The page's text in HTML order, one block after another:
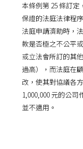
本條例第 25 條訂
保證的法庭法律程
法庭申請濟助時，
款是否極之不公平
或立法會所訂的其
過高），而法庭在
改，使其對協議各
1,000,000 元的公
並不適用。